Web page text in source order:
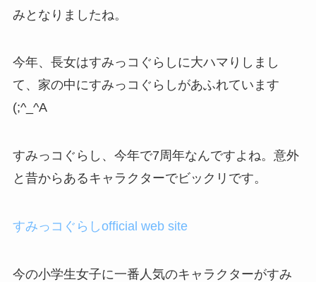
みとなりましたね。
今年、長女はすみっコぐらしに大ハマりしまし
て、家の中にすみっコぐらしがあふれています
(;^_^A
すみっコぐらし、今年で7周年なんですよね。意外
と昔からあるキャラクターでビックリです。
すみっコぐらしofficial web site
今の小学生女子に一番人気のキャラクターがすみ